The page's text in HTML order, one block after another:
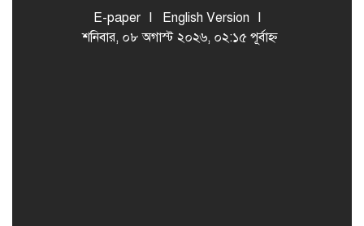
E-paper
English Version
শনিবার, ০৮ অগাস্ট ২০২৬, ০২:১৫ পূর্বাহ্ন